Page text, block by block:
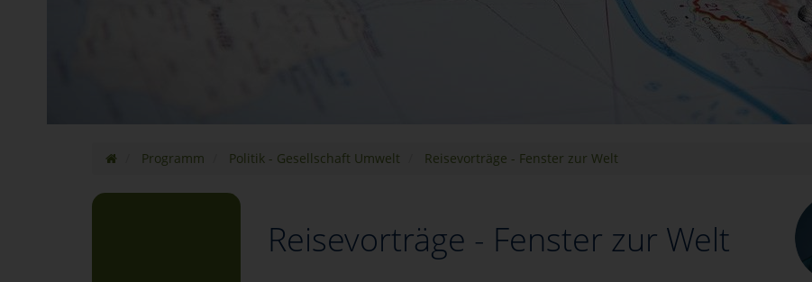
Programm Politik - Gesellschaft Umwelt Reisevorträge - Fenster zur Welt
Reisevorträge - Fenster zur Welt